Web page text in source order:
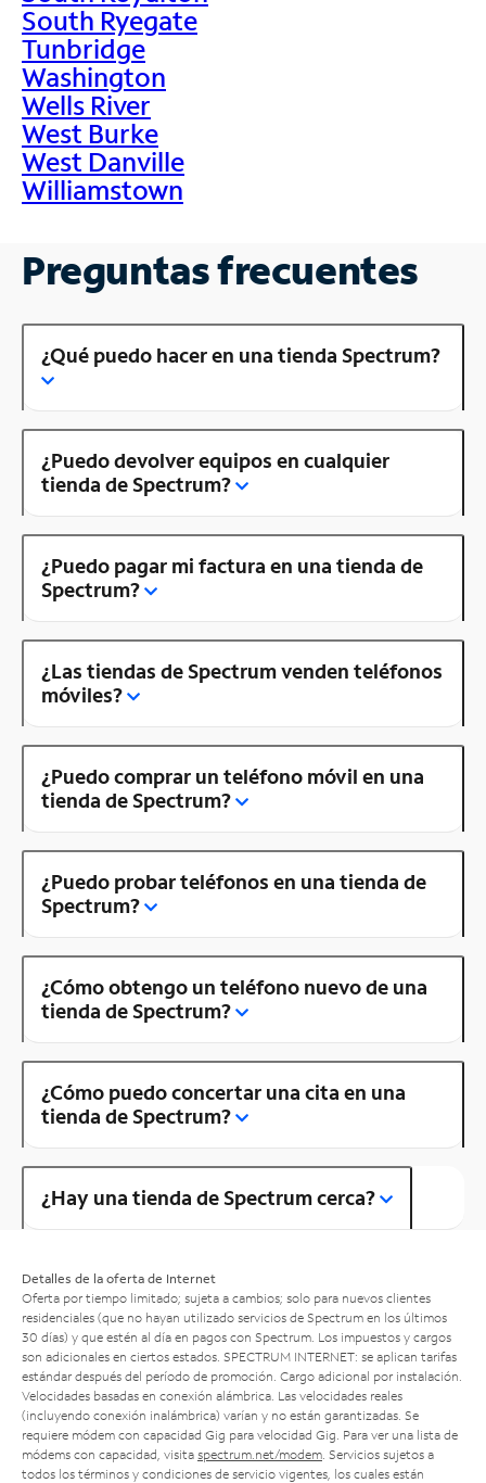
South Ryegate
Tunbridge
Washington
Wells River
West Burke
West Danville
Williamstown
Preguntas frecuentes
¿Qué puedo hacer en una tienda Spectrum?
¿Puedo devolver equipos en cualquier
tienda de Spectrum?
¿Puedo pagar mi factura en una tienda de
Spectrum?
¿Las tiendas de Spectrum venden teléfonos
móviles?
¿Puedo comprar un teléfono móvil en una
tienda de Spectrum?
¿Puedo probar teléfonos en una tienda de
Spectrum?
¿Cómo obtengo un teléfono nuevo de una
tienda de Spectrum?
¿Cómo puedo concertar una cita en una
tienda de Spectrum?
¿Hay una tienda de Spectrum cerca?
Detalles de la oferta de Internet
Oferta por tiempo limitado; sujeta a cambios; solo para nuevos clientes
residenciales (que no hayan utilizado servicios de Spectrum en los últimos
30 días) y que estén al día en pagos con Spectrum. Los impuestos y cargos
son adicionales en ciertos estados. SPECTRUM INTERNET: se aplican tarifas
estándar después del período de promoción. Cargo adicional por instalación.
Velocidades basadas en conexión alámbrica. Las velocidades reales
(incluyendo conexión inalámbrica) varían y no están garantizadas. Se
requiere módem con capacidad Gig para velocidad Gig. Para ver una lista de
módems con capacidad, visita spectrum.net/modem . Servicios sujetos a
todos los términos y condiciones de servicio vigentes, los cuales están